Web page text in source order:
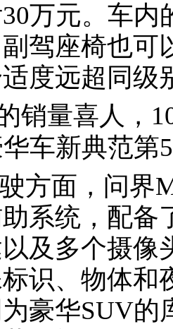
万元。车
驾座椅也可
度远超同级
方面，问界
系统，配备
及多个摄像
识、物体和
豪华SUV